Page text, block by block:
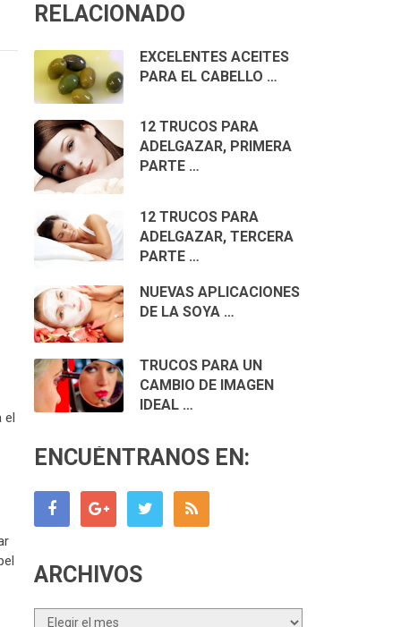
RELACIONADO
EXCELENTES ACEITES
PARA EL CABELLO …
12 TRUCOS PARA
ADELGAZAR, PRIMERA
PARTE …
12 TRUCOS PARA
ADELGAZAR, TERCERA
PARTE …
NUEVAS APLICACIONES
DE LA SOYA …
TRUCOS PARA UN
CAMBIO DE IMAGEN
IDEAL …
ENCUÉNTRANOS EN:
ARCHIVOS
Archivos